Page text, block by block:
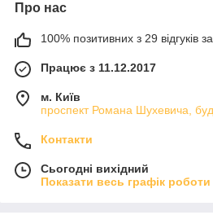
Про нас
100% позитивних з 29 відгуків за
Працює з 11.12.2017
м. Київ
проспект Романа Шухевича,
Контакти
Сьогодні вихідний
Показати весь графік роботи